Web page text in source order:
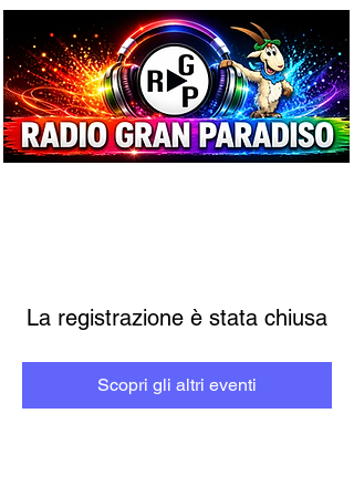
La registrazione è stata chiusa
Scopri gli altri eventi